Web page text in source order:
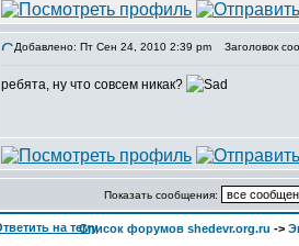
Добавлено: Пт Сен 24, 2010 2:39 pm Заголовок
ребята, ну что совсем никак?
Показать сообщения:
Список форумов shedevr.org.ru ->